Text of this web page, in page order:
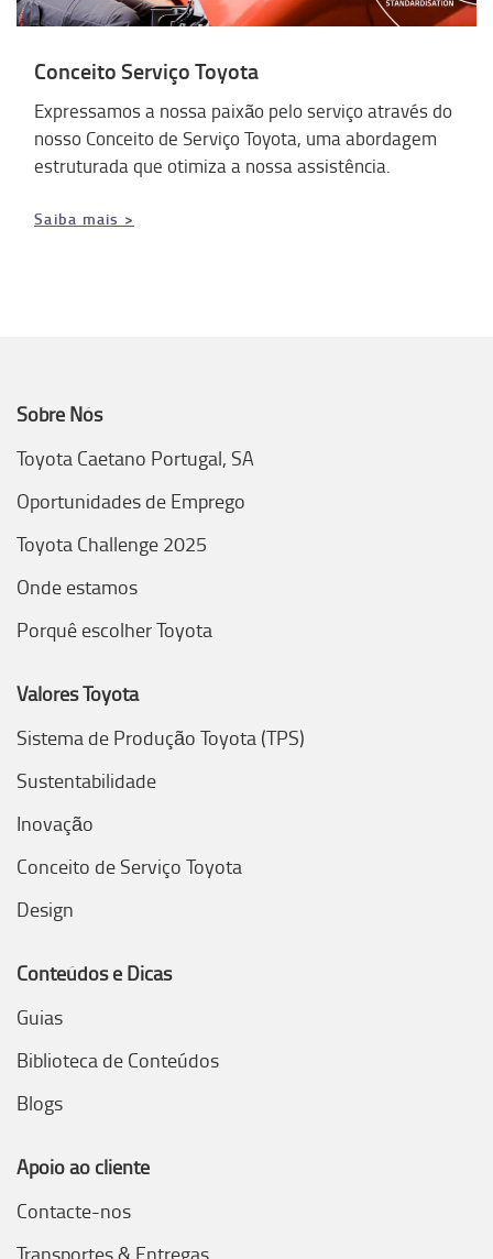
Conceito Serviço Toyota
Expressamos a nossa paixão pelo serviço através do
nosso Conceito de Serviço Toyota, uma abordagem
estruturada que otimiza a nossa assistência.
Saiba mais >
Sobre Nós
Toyota Caetano Portugal, SA
Oportunidades de Emprego
Toyota Challenge 2025
Onde estamos
Porquê escolher Toyota
Valores Toyota
Sistema de Produção Toyota (TPS)
Sustentabilidade
Inovação
Conceito de Serviço Toyota
Design
Conteúdos e Dicas
Guias
Biblioteca de Conteúdos
Blogs
Apoio ao cliente
Contacte-nos